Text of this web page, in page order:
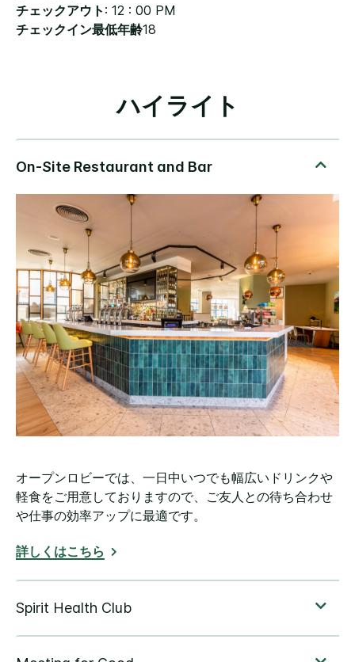
チェックアウト : 12 : 00 PM
チェックイン最低年齢18
ハイライト
オープンロビーでは、一日中いつでも幅広いドリンクや
軽食をご用意しておりますので、ご友人との待ち合わせ
や仕事の効率アップに最適です。
詳しくはこちら